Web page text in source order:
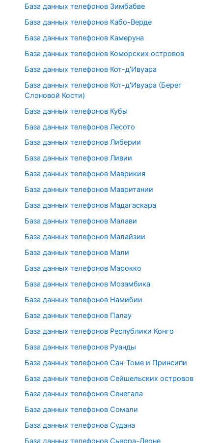
База данных телефонов Зимбабве
База данных телефонов Кабо-Верде
База данных телефонов Камеруна
База данных телефонов Коморских островов
База данных телефонов Кот-д'Ивуара
База данных телефонов Кот-д'Ивуара (Берег
Слоновой Кости)
База данных телефонов Кубы
База данных телефонов Лесото
База данных телефонов Либерии
База данных телефонов Ливии
База данных телефонов Маврикия
База данных телефонов Мавритании
База данных телефонов Мадагаскара
База данных телефонов Малави
База данных телефонов Малайзии
База данных телефонов Мали
База данных телефонов Марокко
База данных телефонов Мозамбика
База данных телефонов Намибии
База данных телефонов Палау
База данных телефонов Республики Конго
База данных телефонов Руанды
База данных телефонов Сан-Томе и Принсипи
База данных телефонов Сейшельских островов
База данных телефонов Сенегала
База данных телефонов Сомали
База данных телефонов Судана
База данных телефонов Сьерра-Леоне